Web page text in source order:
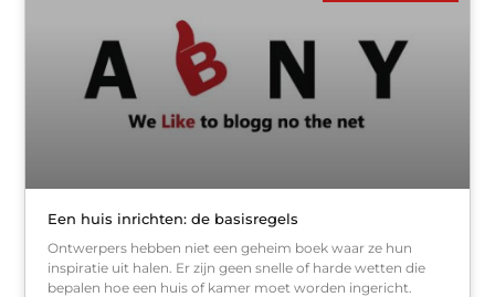
Een huis inrichten: de basisregels
Ontwerpers hebben niet een geheim boek waar ze hun
inspiratie uit halen. Er zijn geen snelle of harde wetten die
bepalen hoe een huis of kamer moet worden ingericht.